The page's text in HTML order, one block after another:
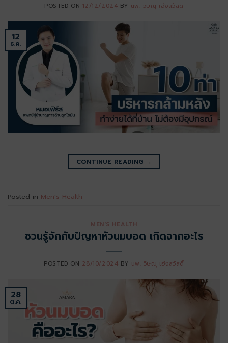
POSTED ON 12/12/2024 BY นพ. วิษณุ เฮ้งสวัสดิ์
12
ธ.ค.
CONTINUE READING →
Posted in Men's Health
MEN'S HEALTH
ชวนรู้จักกับปัญหาหัวนมบอด เกิดจากอะไร
POSTED ON 28/10/2024 BY นพ. วิษณุ เฮ้งสวัสดิ์
28
ต.ค.